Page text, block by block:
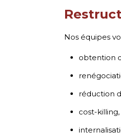
Nos équipes
obtention
réduction
cost-killing,